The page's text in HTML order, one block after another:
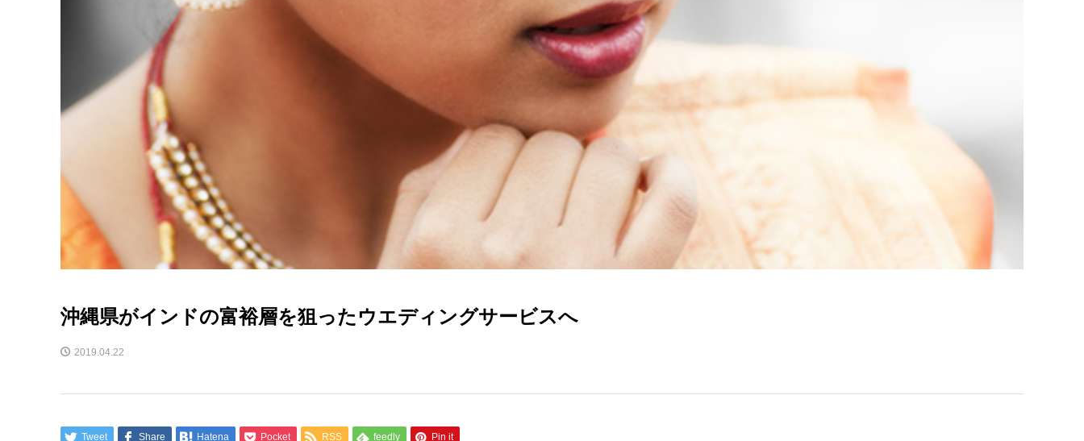
沖縄県がインドの富裕層を狙ったウエディングサービスへ
2019.04.22
Tweet Share Hatena Pocket RSS feedly Pin it